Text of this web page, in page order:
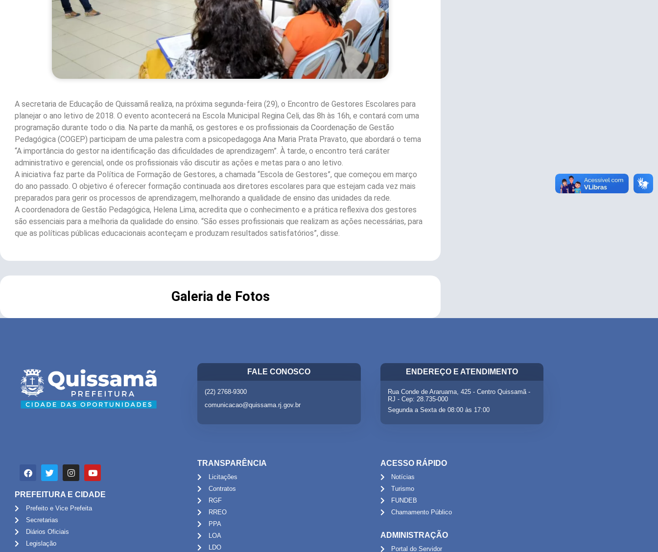
A secretaria de Educação de Quissamã realiza, na próxima segunda-feira (29), o Encontro de Gestores Escolares para
planejar o ano letivo de 2018. O evento acontecerá na Escola Municipal Regina Celi, das 8h às 16h, e contará com uma
programação durante todo o dia. Na parte da manhã, os gestores e os profissionais da Coordenação de Gestão
Pedagógica (COGEP) participam de uma palestra com a psicopedagoga Ana Maria Prata Pravato, que abordará o tema
“A importância do gestor na identificação das dificuldades de aprendizagem”. À tarde, o encontro terá caráter
administrativo e gerencial, onde os profissionais vão discutir as ações e metas para o ano letivo.
A iniciativa faz parte da Política de Formação de Gestores, a chamada “Escola de Gestores”, que começou em março
do ano passado. O objetivo é oferecer formação continuada aos diretores escolares para que estejam cada vez mais
preparados para gerir os processos de aprendizagem, melhorando a qualidade de ensino das unidades da rede.
A coordenadora de Gestão Pedagógica, Helena Lima, acredita que o conhecimento e a prática reflexiva dos gestores
são essenciais para a melhoria da qualidade do ensino. “São esses profissionais que realizam as ações necessárias, para
que as políticas públicas educacionais aconteçam e produzam resultados satisfatórios”, disse.
Galeria de Fotos
FALE CONOSCO
(22) 2768-9300
comunicacao@quissama.rj.gov.br
ENDEREÇO E ATENDIMENTO
Rua Conde de Araruama, 425 - Centro Quissamã -
RJ - Cep: 28.735-000
Segunda a Sexta de 08:00 às 17:00
PREFEITURA E CIDADE
Prefeito e Vice Prefeita
Secretarias
Diários Oficiais
Legislação
TRANSPARÊNCIA
Licitações
Contratos
RGF
RREO
PPA
LOA
LDO
ACESSO RÁPIDO
Notícias
Turismo
FUNDEB
Chamamento Público
ADMINISTRAÇÃO
Portal do Servidor